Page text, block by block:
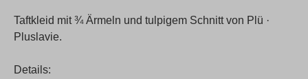
Taftkleid mit ¾ Ärmeln und tulpigem Schnitt von Plü ·
Pluslavie.
Details: